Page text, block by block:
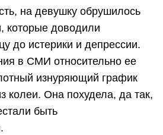
на девушку обрушилось
которые доводили
до истерики и депрессии.
в СМИ относительно ее
изнуряющий график
колеи. Она похудела, да так,
быть